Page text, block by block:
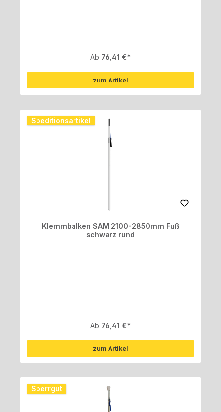
Regulärer Preis:
Ab 76,41 €
zum Artikel
Speditionsartikel
Klemmbalken SAM 2100-2850mm Fuß
schwarz rund
Regulärer Preis:
Ab 76,41 €
zum Artikel
Sperrgut